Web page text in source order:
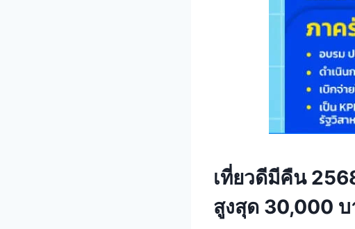
เที่ยวดีมีคืน
สูงสุด 30,000